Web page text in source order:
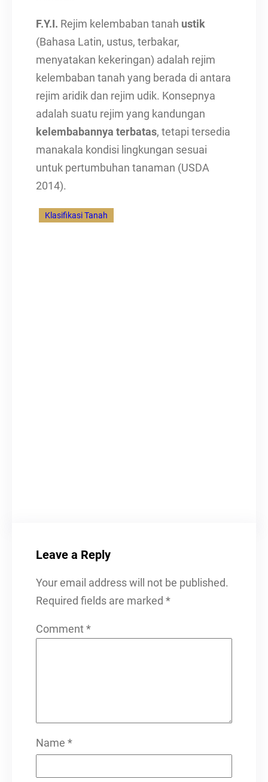
F.Y.I. Rejim kelembaban tanah ustik
(Bahasa Latin, ustus, terbakar,
menyatakan kekeringan) adalah rejim
kelembaban tanah yang berada di antara
rejim aridik dan rejim udik. Konsepnya
adalah suatu rejim yang kandungan
kelembabannya terbatas, tetapi tersedia
manakala kondisi lingkungan sesuai
untuk pertumbuhan tanaman (USDA
2014).
Klasifikasi Tanah
Leave a Reply
Your email address will not be published.
Required fields are marked *
Comment *
Name *